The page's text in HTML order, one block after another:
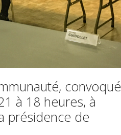
convoqué
à 18 heures, à
présidence de